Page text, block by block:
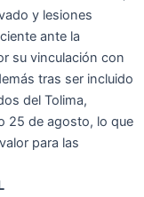
y lesiones
ante la
su vinculación con
tras ser incluido
del Tolima,
25 de agosto, lo que
para las